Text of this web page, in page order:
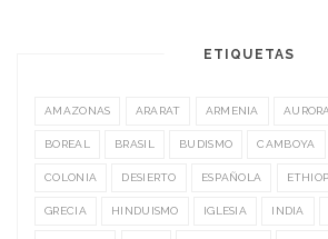
ETIQUETAS
AMAZONAS ARARAT ARMENIA AURORA
BOREAL BRASIL BUDISMO CAMBOYA
COLONIA DESIERTO ESPAÑOLA
GRECIA HINDUISMO IGLESIA INDIA